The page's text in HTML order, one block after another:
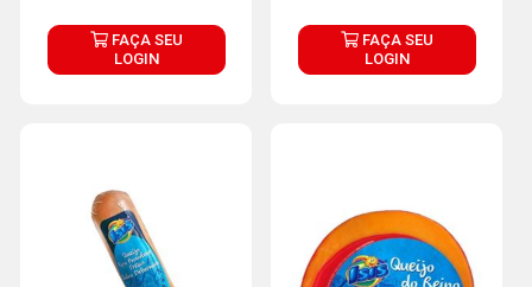
FAÇA SEU
LOGIN
FAÇA SEU
LOGIN